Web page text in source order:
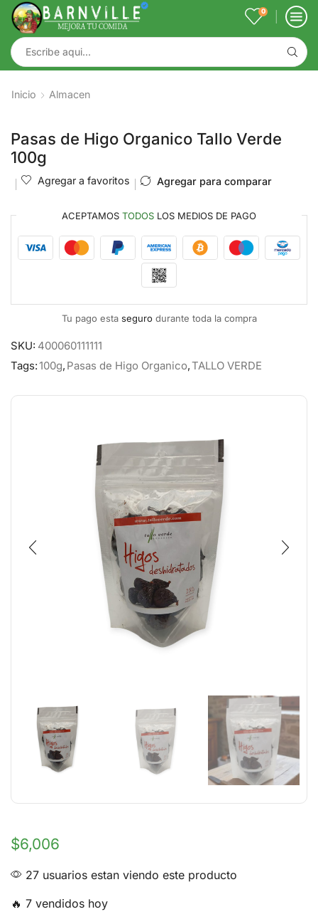
0
Inicio Almacen
Pasas de Higo Organico Tallo Verde
100g
Agregar a favoritos Agregar para comparar
ACEPTAMOS TODOS LOS MEDIOS DE PAGO
Tu pago esta segurodurante toda la compra
SKU: 400060111111
Tags:100g, Pasas de Higo Organico,TALLO VERDE
$6,006
27 usuarios estan viendo este producto
🔥 7 vendidos hoy